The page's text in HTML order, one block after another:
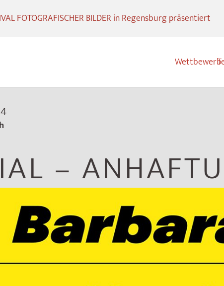
FOTOGRAFISCHER BILDER in Regensburg präsentiert
Wettbewerb
–